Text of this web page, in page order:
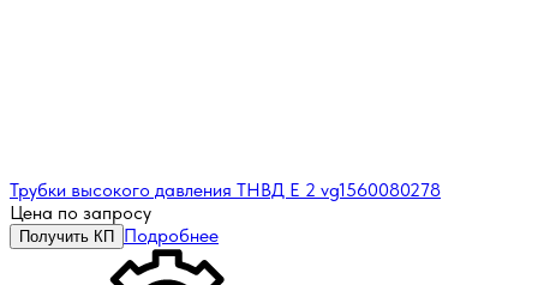
Трубки высокого давления ТНВД Е 2 vg1560080278
Цена по запросу
Получить КП Подробнее